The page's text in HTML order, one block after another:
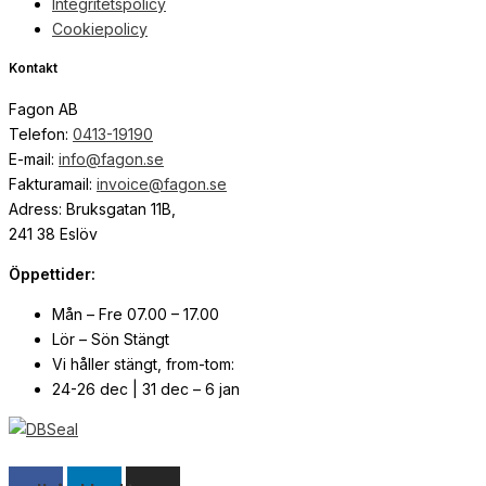
Cookiepolicy
Kontakt
Fagon AB
Telefon: 0413-19190
E-mail: info@fagon.se
Fakturamail: invoice@fagon.se
Adress: Bruksgatan 11B,
241 38 Eslöv
Öppettider:
Mån – Fre 07.00 – 17.00
Lör – Sön Stängt
Vi håller stängt, from-tom:
24-26 dec | 31 dec – 6 jan